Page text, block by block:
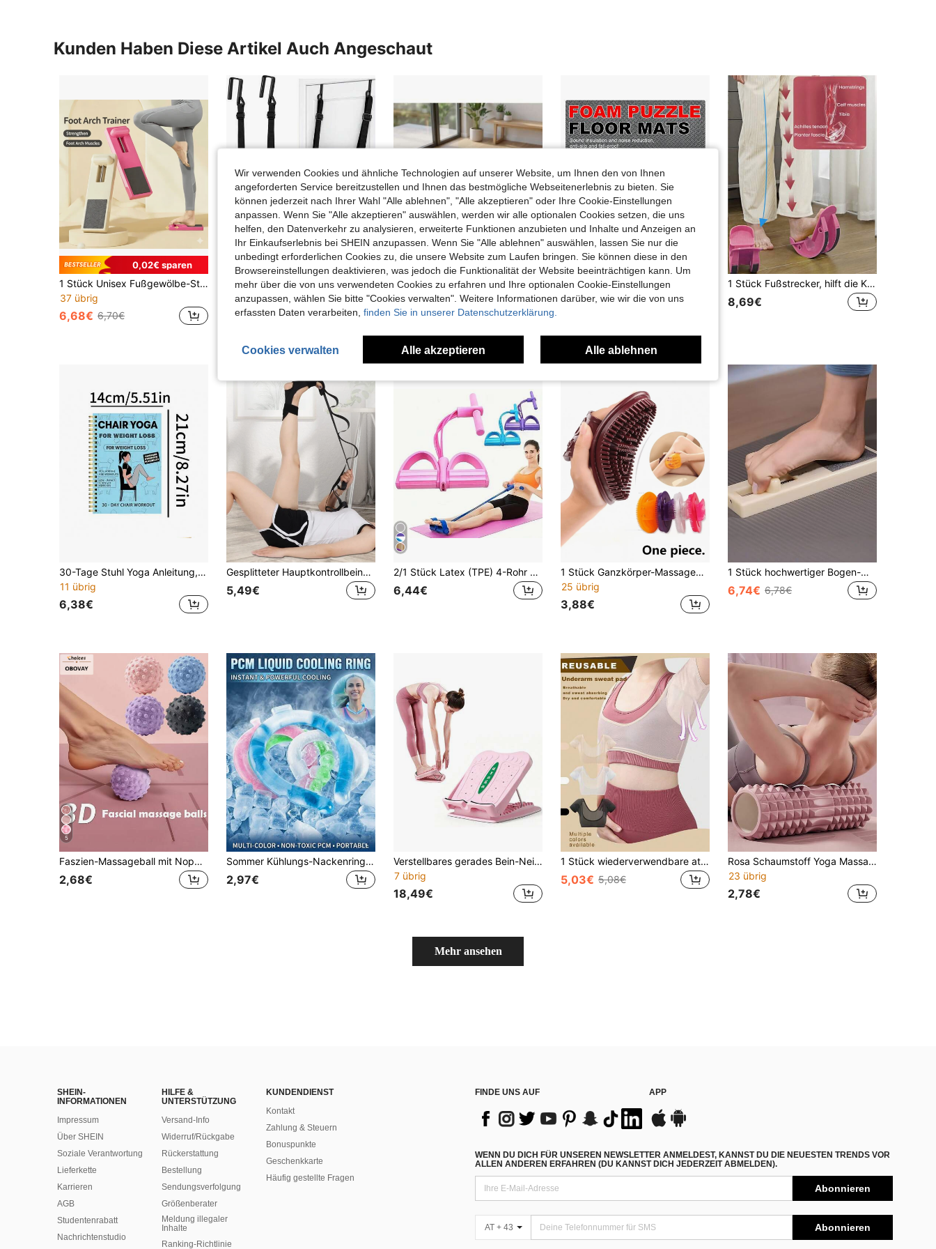
Dieses Produkt ist ausschließlich für Fitness- und Trainingszwecke best
immt. Verwenden Sie es nicht für andere Zwecke, da eine unsachgemäße V
erwendung zu Produktschäden oder Verletzungen führen kann.
Lesen Sie vor dem ersten Gebrauch alle Anweisungen und Warnhinweis
e sorgfältig durch.
4,74 924
4,74 924
Kunden Haben Diese Artikel Auch Angeschaut
0,02€ sparen
1 Stück Unisex Fußgewölbe-Stütze und Zehen-Korrektor, geeignet für die Korrektur von Plattfüßen, Verbesserung der Balance-Stabilität, Stärkung der Waden- und Beinmuskeln, ideal für Yoga, Ballett und tägliche Fußübungen
37 übrig
6,68€ 6,70€
1 Stück verbesserter türmontierter Nackenstrecker, Nacken- und Schulterentspanner, verstärkte Nackenstütze, 330 lbs Tragfähigkeit, atmungsaktives Design, geeignet für den täglichen Gebrauch zu Hause, Gartengebrauch Outdoor, komfortables Nackenpflege-Accessoire, mit Haken
38 übrig
8,58€
1/3/5 Stücke Set Reflexzonenmassage-Fußmatte, Akupressur-Stimulationspad für Druckpunkte, zur Linderung von ADHS, Sportregeneration & Fußpflege für Erwachsene, in verschiedenen leuchtenden Farben erhältlich
3 übrig
10,28€ 10,38€
21,99€
1 Stück Fußstrecker, hilft die Knöchelflexibilität zu verbessern, lindert Fersensporn, Fuß- und Knöcheldehnungswerkzeug
8,69€
30-Tage Stuhl Yoga Anleitung, geeignet für Gewichtsverlusts, Muskelstärkung und Flexibilität - Anfänger-freundliche Übungen, enthält 60 Posen, geeignet für Senioren und Erwachsene, 5,5x8,3 Zoll, grünes Coverdesign, Fitness für Senioren | Spiralbindung, Yoga Übungsanleitung
11 übrig
6,38€
Gesplitteter Hauptkontrollbeinstrecker, Fußgelenkbanddehnungs-Übungsfitness-Yogadehnungsgurt
5,49€
2/1 Stück Latex (TPE) 4-Rohr elastisches Yoga-Pedal-Widerstandsband, umfassendes Fitnesstraining, Grün, Heim- und Fitnessstudio-Widerstandstraining-Ausrüstung, Yoga-Übungszubehör
6,44€
1 Stück Ganzkörper-Massagebürste, Silikon Anti-Fett-Bürste, hautfreundlich und bequem, universelle Ganzkörper-Massagebürste, Körperpflegebürste, geeignet für Heimspa und Fitnessstudio
25 übrig
3,88€
1 Stück hochwertiger Bogen-Muskelstärke-Trainer, Fußfitness-Ausrüstung für Balance und Stabilität, verbessert die Waden- und Beinmuskeln, unisex Design für Männer und Frauen, geeignet für Yoga, Balletttänzer, Plattfüße, Beintrainer, für Fitness-Enthusiasten
6,74€ 6,78€
5
Faszien-Massageball mit Noppen für Muskeln, Massagebälle für Männer und Frauen, Fußmassageball, Massagegerät für Füße, Rücken, Hände und Muskeln, Plantar-Übung, Stressabbau, Workout, Fitnessstudio-Ausrüstung, Yoga-Zubehör, Reiseessentials, Massagewerkzeuge
2,68€
Sommer Kühlungs-Nackenring Eispack tragbar Eis-Nackenwickel wiederverwendbar Nacken-Kühler-Rohr Kühlhandtuch für Frauen Männer perfekt für Strandurlaub Wanderausrüstung Outdoor-Sport Camping Urlaub Schulanfang Reisen Partys Hitzelinderung andere Kühlwerkzeuge
2,97€
Verstellbares gerades Bein-Neigungsbrett zur Beinformung, Dehnung und Wadenmassage, magnetisches Sport-Waden-Dehnbrett
7 übrig
18,49€
1 Stück wiederverwendbare atmungsaktive Schweißpads für die Achselhöhle, feuchtigkeitsableitend, waschbar, elastisch, dünn, geruchlos, geeignet für Sport und Intimwäsche
5,03€ 5,08€
Rosa Schaumstoff Yoga Massage Rolle Tiefengewebe Massage Muskel Rolle Yoga Pilates Massage Rolle Muskel Entspannungs Rolle Geeignet für Dehnung Muskel Entspannung Massage Yoga Zubehör für Yoga Pilates Fitness Gym Zuhause Essenzielle Zubehör
23 übrig
2,78€
Mehr ansehen
SHEIN-
INFORMATIONEN
Impressum
Über SHEIN
Soziale Verantwortung
Lieferkette
Karrieren
AGB
Studentenrabatt
Nachrichtenstudio
HILFE &
UNTERSTÜTZUNG
Versand-Info
Widerruf/Rückgabe
Rückerstattung
Bestellung
Sendungsverfolgung
Größenberater
Meldung illegaler
Inhalte
Ranking-Richtlinie
KUNDENDIENST
Kontakt
Zahlung & Steuern
Bonuspunkte
Geschenkkarte
Häufig gestellte Fragen
FINDE UNS AUF APP
WENN DU DICH FÜR UNSEREN NEWSLETTER ANMELDEST, KANNST DU DIE NEUESTEN TRENDS VOR
ALLEN ANDEREN ERFAHREN (DU KANNST DICH JEDERZEIT ABMELDEN).
Abonnieren
AT + 43 Abonnieren
Wir verwenden Cookies und ähnliche Technologien auf unserer Website, um Ihnen den von Ihnen
angeforderten Service bereitzustellen und Ihnen das bestmögliche Webseitenerlebnis zu bieten. Sie
können jederzeit nach Ihrer Wahl "Alle ablehnen", "Alle akzeptieren" oder Ihre Cookie-Einstellungen
anpassen. Wenn Sie "Alle akzeptieren" auswählen, werden wir alle optionalen Cookies setzen, die uns
helfen, den Datenverkehr zu analysieren, erweiterte Funktionen anzubieten und Inhalte und Anzeigen an
Ihr Einkaufserlebnis bei SHEIN anzupassen. Wenn Sie "Alle ablehnen" auswählen, lassen Sie nur die
unbedingt erforderlichen Cookies zu, die unsere Website zum Laufen bringen. Sie können diese in den
Browsereinstellungen deaktivieren, was jedoch die Funktionalität der Website beeinträchtigen kann. Um
mehr über die von uns verwendeten Cookies zu erfahren und Ihre optionalen Cookie-Einstellungen
anzupassen, wählen Sie bitte "Cookies verwalten". Weitere Informationen darüber, wie wir die von uns
erfassten Daten verarbeiten, finden Sie in unserer Datenschutzerklärung.
Cookies verwalten Alle akzeptieren Alle ablehnen